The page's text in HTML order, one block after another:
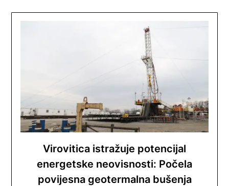
Virovitica istražuje potencijal
energetske neovisnosti: Počela
povijesna geotermalna bušenja